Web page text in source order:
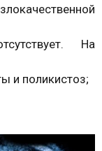
На
и поликистоз;